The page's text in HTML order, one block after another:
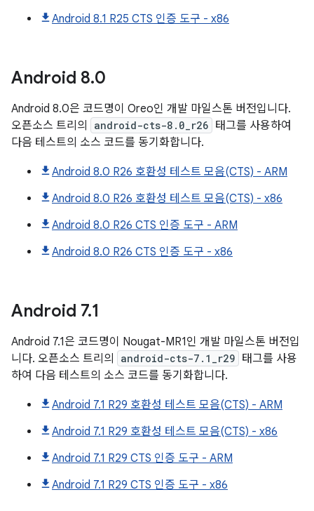
Android 8.1 R25 CTS 인증 도구 - x86
Android 8.0
Android 8.0은 코드명이 Oreo인 개발 마일스톤 버전입니다.
오픈소스 트리의
android-cts-8.0_r26 태그를 사용하여
다음 테스트의 소스 코드를 동기화합니다.
Android 8.0 R26 호환성 테스트 모음(CTS) - ARM
Android 8.0 R26 호환성 테스트 모음(CTS) - x86
Android 8.0 R26 CTS 인증 도구 - ARM
Android 8.0 R26 CTS 인증 도구 - x86
Android 7.1
Android 7.1은 코드명이 Nougat-MR1인 개발 마일스톤 버전입
니다. 오픈소스 트리의
android-cts-7.1_r29 태그를 사용
하여 다음 테스트의 소스 코드를 동기화합니다.
Android 7.1 R29 호환성 테스트 모음(CTS) - ARM
Android 7.1 R29 호환성 테스트 모음(CTS) - x86
Android 7.1 R29 CTS 인증 도구 - ARM
Android 7.1 R29 CTS 인증 도구 - x86